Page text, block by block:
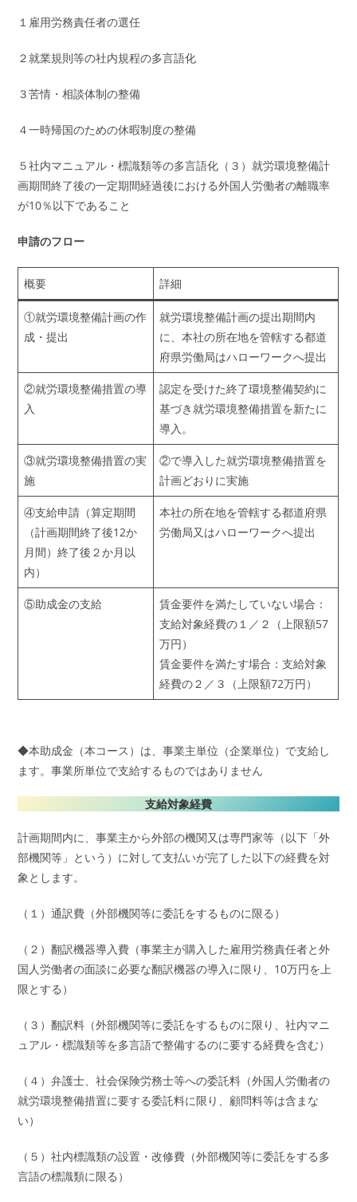
１雇用労務責任者の選任
２就業規則等の社内規程の多言語化
３苦情・相談体制の整備
４一時帰国のための休暇制度の整備
５社内マニュアル・標識類等の多言語化（３）就労環境整備計
画期間終了後の一定期間経過後における外国人労働者の離職率
が10％以下であること
申請のフロー
概要 詳細
①就労環境整備計画の作
成・提出
就労環境整備計画の提出期間内
に、本社の所在地を管轄する都道
府県労働局はハローワークへ提出
②就労環境整備措置の導
入
認定を受けた終了環境整備契約に
基づき就労環境整備措置を新たに
導入。
③就労環境整備措置の実
施
②で導入した就労環境整備措置を
計画どおりに実施
④支給申請（算定期間
（計画期間終了後12か
月間）終了後２か月以
内）
本社の所在地を管轄する都道府県
労働局又はハローワークへ提出
⑤助成金の支給
賃金要件を満たしていない場合：
支給対象経費の１／２（上限額57
万円）
賃金要件を満たす場合：支給対象
経費の２／３（上限額72万円）
◆本助成金（本コース）は、事業主単位（企業単位）で支給し
ます。事業所単位で支給するものではありません
支給対象経費
計画期間内に、事業主から外部の機関又は専門家等（以下「外
部機関等」という）に対して支払いが完了した以下の経費を対
象とします。
（１）通訳費（外部機関等に委託をするものに限る）
（２）翻訳機器導入費（事業主が購入した雇用労務責任者と外
国人労働者の面談に必要な翻訳機器の導入に限り、10万円を上
限とする）
（３）翻訳料（外部機関等に委託をするものに限り、社内マニ
ュアル・標識類等を多言語で整備するのに要する経費を含む）
（４）弁護士、社会保険労務士等への委託料（外国人労働者の
就労環境整備措置に要する委託料に限り、顧問料等は含まな
い）
（５）社内標識類の設置・改修費（外部機関等に委託をする多
言語の標識類に限る）